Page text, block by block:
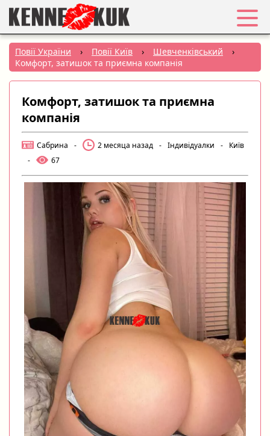
Обране
Вхід
Реєстрація
Міста:
Створити оголошення
Повії України › Повії Київ › Шевченківський
›
Комфорт, затишок та приємна компанія
Комфорт, затишок та приємна
компанія
Сабрина - 2 месяца назад - Індивідуалки -
Київ
-
67